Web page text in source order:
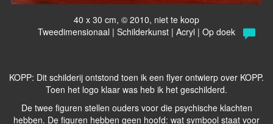
40 x 30 cm, © 2010, niet te koop
Tweedimensionaal | Schilderkunst | Acryl | Op doek
KOPP: Dit schilderij ontstond toen ik een flyer ontwierp over KOPP.
Toen het logo klaar was heb ik het geschilderd.
De twee figuren stellen ouders voor die psychische klachten
hebben. De figuren hebben geen hoofd: wat symbool staat voor